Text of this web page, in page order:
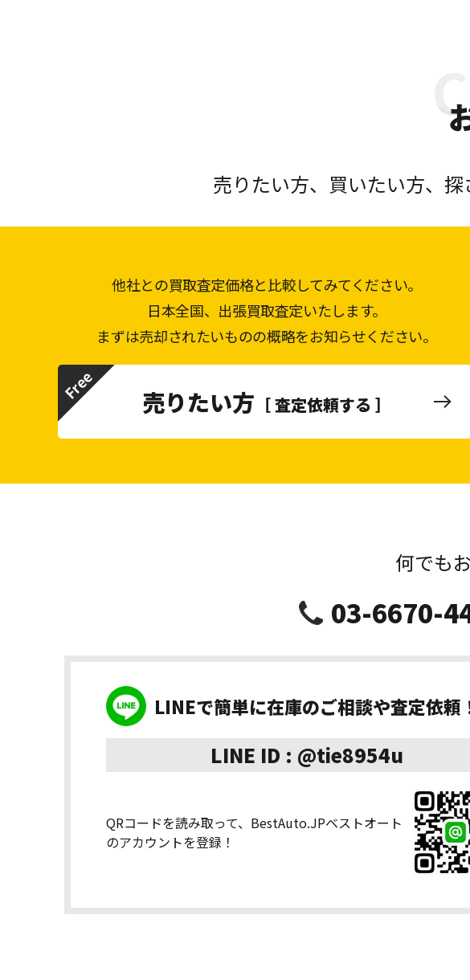
売りたい方、買いたい方、
他社との買取査定価格と比較してみてください。
日本全国、出張買取査定いたします。
まずは売却されたいものの概略をお知らせください。
売りたい方 ［ 査定依頼する ］
何でも
03-6670-
LINEで簡単に在庫のご相談や査定依頼
LINE ID : @tie8954u
QRコードを読み取って、BestAuto.JPベストオート
のアカウントを登録！